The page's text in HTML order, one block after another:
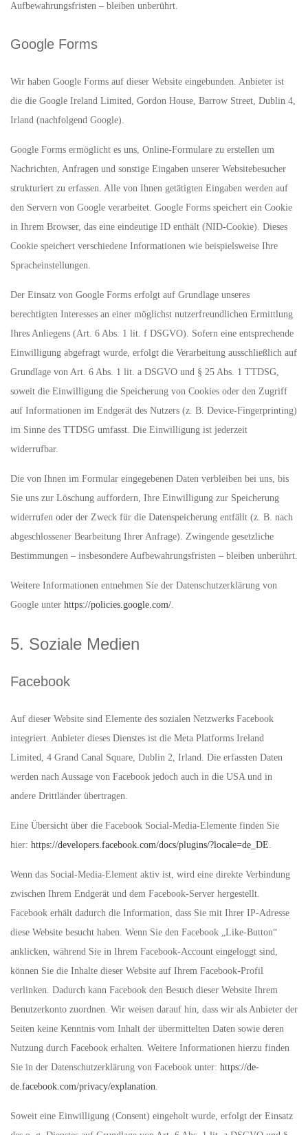
Aufbewahrungsfristen – bleiben unberührt.
Google Forms
Wir haben Google Forms auf dieser Website eingebunden. Anbieter ist
die die Google Ireland Limited, Gordon House, Barrow Street, Dublin 4,
Irland (nachfolgend Google).
Google Forms ermöglicht es uns, Online-Formulare zu erstellen um
Nachrichten, Anfragen und sonstige Eingaben unserer Websitebesucher
strukturiert zu erfassen. Alle von Ihnen getätigten Eingaben werden auf
den Servern von Google verarbeitet. Google Forms speichert ein Cookie
in Ihrem Browser, das eine eindeutige ID enthält (NID-Cookie). Dieses
Cookie speichert verschiedene Informationen wie beispielsweise Ihre
Spracheinstellungen.
Der Einsatz von Google Forms erfolgt auf Grundlage unseres
berechtigten Interesses an einer möglichst nutzerfreundlichen Ermittlung
Ihres Anliegens (Art. 6 Abs. 1 lit. f DSGVO). Sofern eine entsprechende
Einwilligung abgefragt wurde, erfolgt die Verarbeitung ausschließlich auf
Grundlage von Art. 6 Abs. 1 lit. a DSGVO und § 25 Abs. 1 TTDSG,
soweit die Einwilligung die Speicherung von Cookies oder den Zugriff
auf Informationen im Endgerät des Nutzers (z. B. Device-Fingerprinting)
im Sinne des TTDSG umfasst. Die Einwilligung ist jederzeit
widerrufbar.
Die von Ihnen im Formular eingegebenen Daten verbleiben bei uns, bis
Sie uns zur Löschung auffordern, Ihre Einwilligung zur Speicherung
widerrufen oder der Zweck für die Datenspeicherung entfällt (z. B. nach
abgeschlossener Bearbeitung Ihrer Anfrage). Zwingende gesetzliche
Bestimmungen – insbesondere Aufbewahrungsfristen – bleiben unberührt.
Weitere Informationen entnehmen Sie der Datenschutzerklärung von
Google unter https://policies.google.com/.
5. Soziale Medien
Facebook
Auf dieser Website sind Elemente des sozialen Netzwerks Facebook
integriert. Anbieter dieses Dienstes ist die Meta Platforms Ireland
Limited, 4 Grand Canal Square, Dublin 2, Irland. Die erfassten Daten
werden nach Aussage von Facebook jedoch auch in die USA und in
andere Drittländer übertragen.
Eine Übersicht über die Facebook Social-Media-Elemente finden Sie
hier: https://developers.facebook.com/docs/plugins/?locale=de_DE.
Wenn das Social-Media-Element aktiv ist, wird eine direkte Verbindung
zwischen Ihrem Endgerät und dem Facebook-Server hergestellt.
Facebook erhält dadurch die Information, dass Sie mit Ihrer IP-Adresse
diese Website besucht haben. Wenn Sie den Facebook „Like-Button“
anklicken, während Sie in Ihrem Facebook-Account eingeloggt sind,
können Sie die Inhalte dieser Website auf Ihrem Facebook-Profil
verlinken. Dadurch kann Facebook den Besuch dieser Website Ihrem
Benutzerkonto zuordnen. Wir weisen darauf hin, dass wir als Anbieter der
Seiten keine Kenntnis vom Inhalt der übermittelten Daten sowie deren
Nutzung durch Facebook erhalten. Weitere Informationen hierzu finden
Sie in der Datenschutzerklärung von Facebook unter: https://de-
de.facebook.com/privacy/explanation.
Soweit eine Einwilligung (Consent) eingeholt wurde, erfolgt der Einsatz